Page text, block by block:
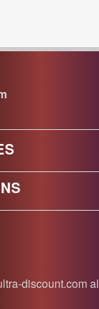
discount.com